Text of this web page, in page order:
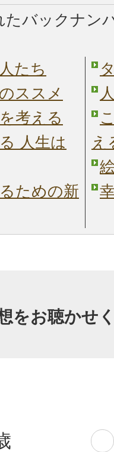
たバックナン
たち
ススメ
考える
え
人生は
ための新
をお聴かせ